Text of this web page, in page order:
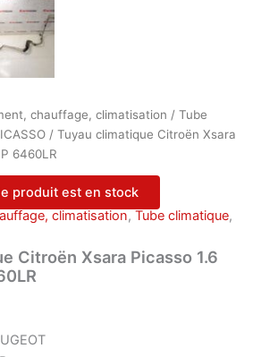
chauffage, climatisation / Tube
/ Tuyau climatique Citroën Xsara
6460LR
produit est en stock
climatisation, Tube climatique,
Citroën Xsara Picasso 1.6